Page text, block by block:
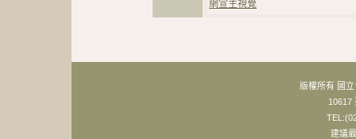
網宣主視覺
版權所有 國
10617
建議